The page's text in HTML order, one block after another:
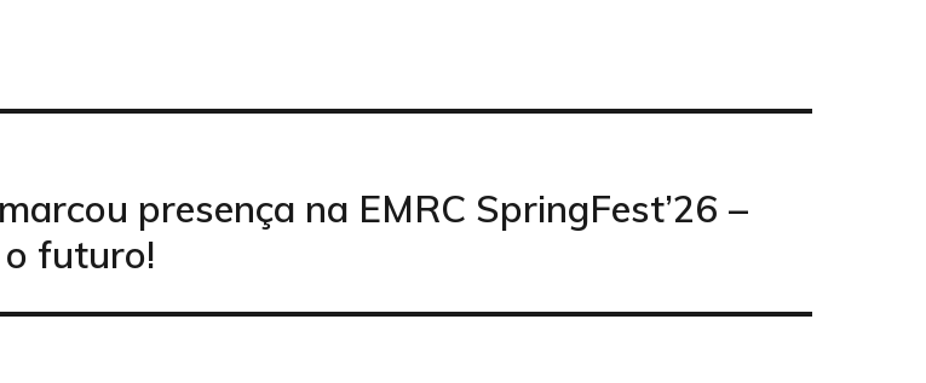
presença na EMRC SpringFest’26 –
o futuro!